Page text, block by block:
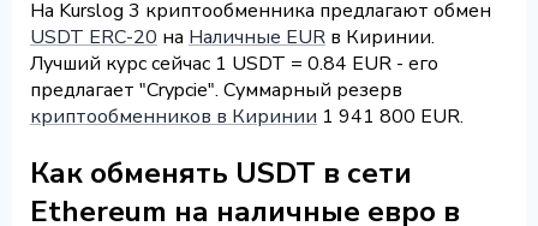
На Kurslog 3 криптообменника предлагают обмен
USDT ERC-20 на Наличные EUR в Киринии.
Лучший курс сейчас 1 USDT = 0.84 EUR - его
предлагает "Crypcie". Суммарный резерв
криптообменников в Киринии 1 941 800 EUR.
Как обменять USDT в сети
Ethereum на наличные евро в